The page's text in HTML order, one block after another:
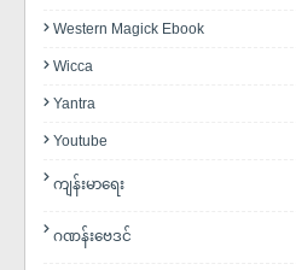
Western Magick Ebook
Wicca
Yantra
Youtube
ကျန်းမာရေး
ဂဏန်းဗေဒင်